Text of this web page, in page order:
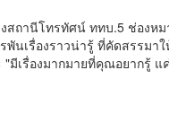
สถานีโทรทัศน์ ททบ.5 ช่องห
พันเรื่องราวน่ารู้ ที่คัดสรรมา
มีเรื่องมากมายที่คุณอยากรู้ แ